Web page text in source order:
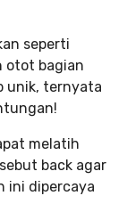
seperti
otot bagian
unik, ternyata
melatih
back agar
ini dipercaya